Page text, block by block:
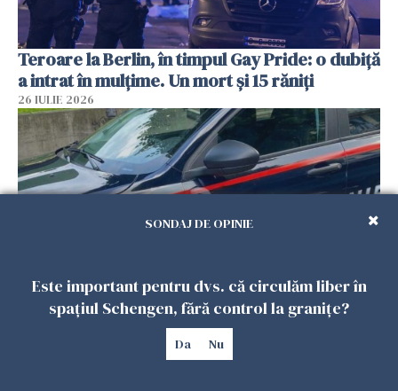
Teroare la Berlin, în timpul Gay Pride: o dubiță
a intrat în mulțime. Un mort și 15 răniți
26 IULIE 2026
Român, în stare critică după ce a intrat într-o
casă din Italia. Proprietarul spune că s-a
SONDAJ DE OPINIE
Este important pentru dvs. că circulăm liber în
spațiul Schengen, fără control la granițe?
Da Nu